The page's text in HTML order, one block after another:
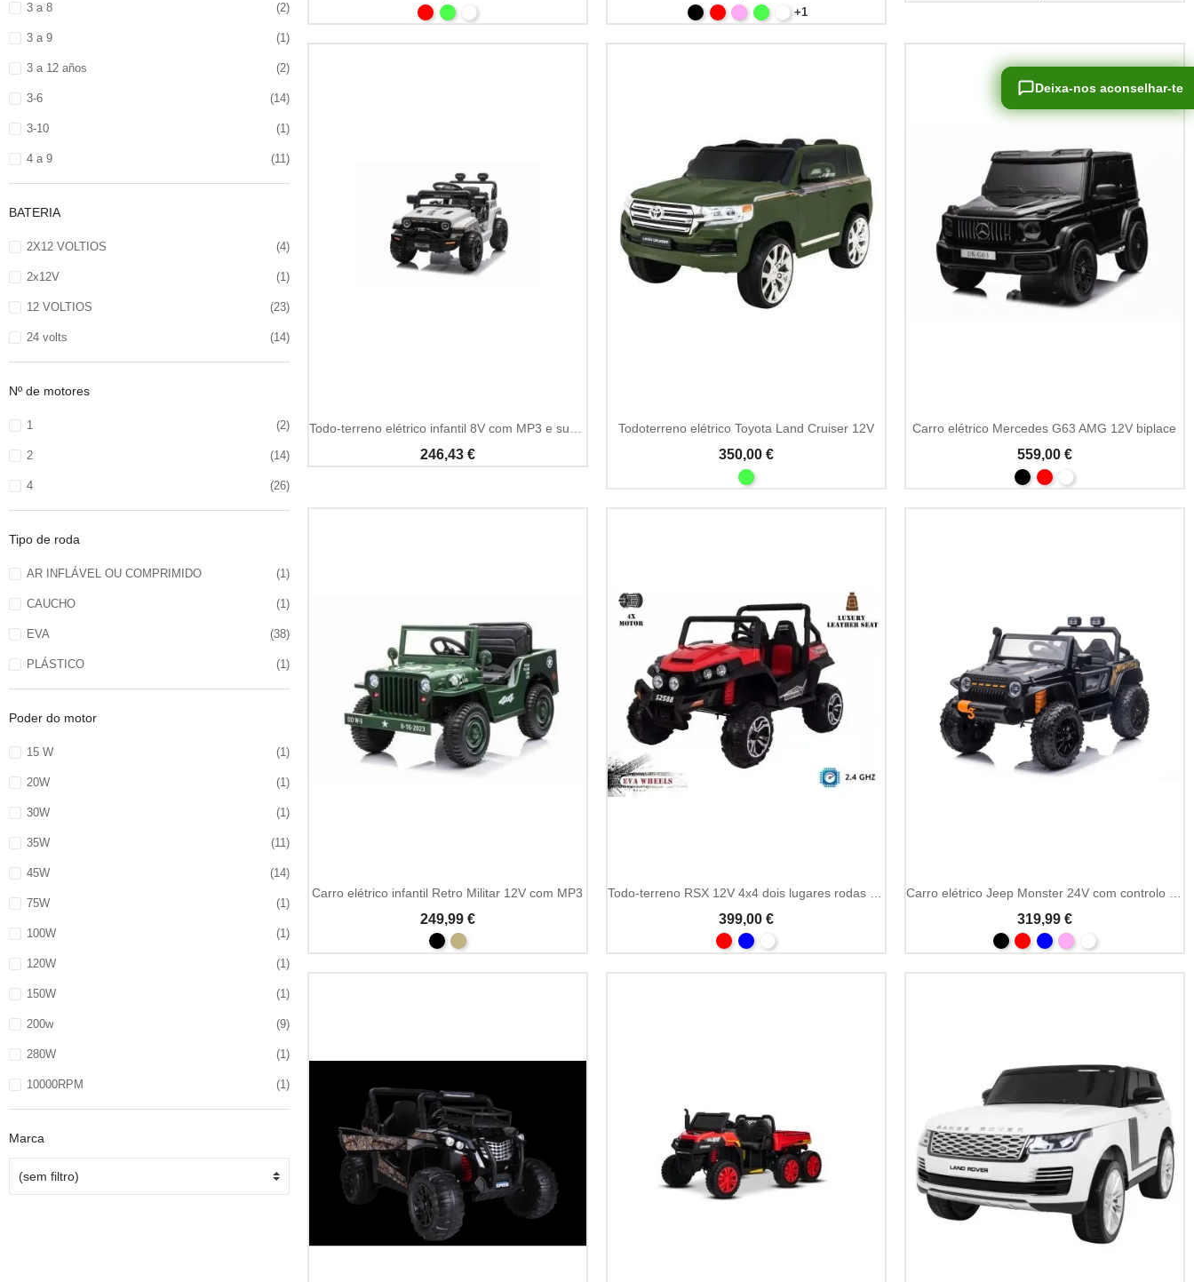
3 a 8 (2)
3 a 9 (1)
3 a 12 años (2)
3-6 (14)
3-10 (1)
4 a 9 (11)
BATERIA
2X12 VOLTIOS (4)
2x12V (1)
12 VOLTIOS (23)
24 volts (14)
Nº de motores
1 (2)
2 (14)
4 (26)
Tipo de roda
AR INFLÁVEL OU COMPRIMIDO (1)
CAUCHO (1)
EVA (38)
PLÁSTICO (1)
Poder do motor
15 W (1)
20W (1)
30W (1)
35W (11)
45W (14)
75W (1)
100W (1)
120W (1)
150W (1)
200w (9)
280W (1)
10000RPM (1)
Marca
(sem filtro)
+1
246,43 €
Todoterreno elétrico Toyota Land Cruiser 12V
350,00 €
Carro elétrico Mercedes G63 AMG 12V biplace
559,00 €
Carro elétrico infantil Retro Militar 12V com MP3
249,99 € 399,00 € 319,99 €
Deixa-nos aconselhar-te
Deixa-nos aconselhar-te